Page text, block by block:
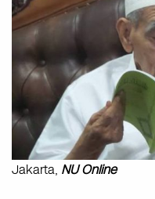
Jakarta, NU Online